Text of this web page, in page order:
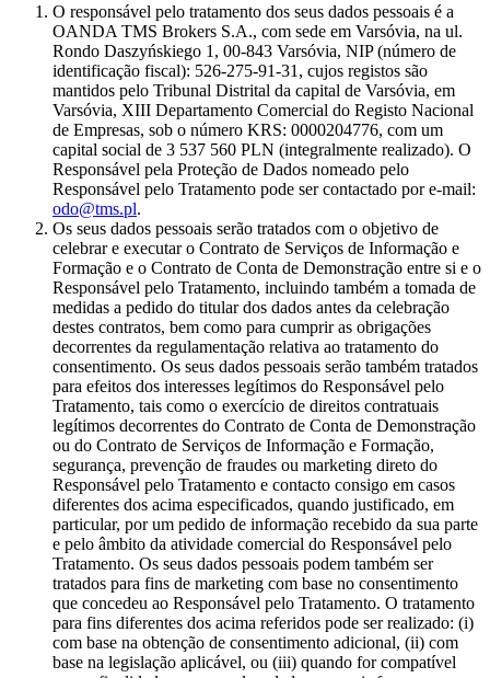
O responsável pelo tratamento dos seus dados pessoais é a
OANDA TMS Brokers S.A., com sede em Varsóvia, na ul.
Rondo Daszyńskiego 1, 00-843 Varsóvia, NIP (número de
identificação fiscal): 526-275-91-31, cujos registos são
mantidos pelo Tribunal Distrital da capital de Varsóvia, em
Varsóvia, XIII Departamento Comercial do Registo Nacional
de Empresas, sob o número KRS: 0000204776, com um
capital social de 3 537 560 PLN (integralmente realizado). O
Responsável pela Proteção de Dados nomeado pelo
Responsável pelo Tratamento pode ser contactado por e-mail:
odo@tms.pl.
Os seus dados pessoais serão tratados com o objetivo de
celebrar e executar o Contrato de Serviços de Informação e
Formação e o Contrato de Conta de Demonstração entre si e o
Responsável pelo Tratamento, incluindo também a tomada de
medidas a pedido do titular dos dados antes da celebração
destes contratos, bem como para cumprir as obrigações
decorrentes da regulamentação relativa ao tratamento do
consentimento. Os seus dados pessoais serão também tratados
para efeitos dos interesses legítimos do Responsável pelo
Tratamento, tais como o exercício de direitos contratuais
legítimos decorrentes do Contrato de Conta de Demonstração
ou do Contrato de Serviços de Informação e Formação,
segurança, prevenção de fraudes ou marketing direto do
Responsável pelo Tratamento e contacto consigo em casos
diferentes dos acima especificados, quando justificado, em
particular, por um pedido de informação recebido da sua parte
e pelo âmbito da atividade comercial do Responsável pelo
Tratamento. Os seus dados pessoais podem também ser
tratados para fins de marketing com base no consentimento
que concedeu ao Responsável pelo Tratamento. O tratamento
para fins diferentes dos acima referidos pode ser realizado: (i)
com base na obtenção de consentimento adicional, (ii) com
base na legislação aplicável, ou (iii) quando for compatível